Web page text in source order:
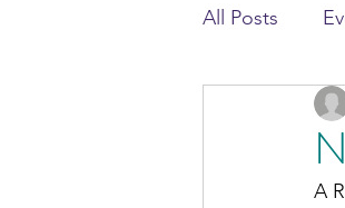
All Posts
Teses e
A